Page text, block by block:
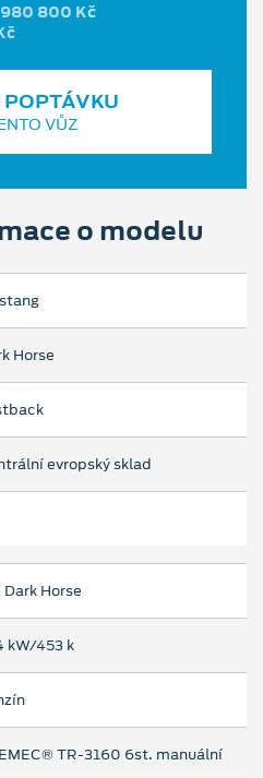
980 800 Kč
VŮZ
o modelu
Horse
evropský sklad
Horse
kW/453 k
TR-3160 6st. manuální